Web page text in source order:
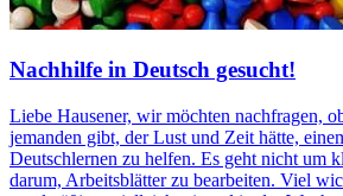
Nachhilfe in Deutsch gesucht!
Liebe Hausener, wir möchten nachfragen,
jemanden gibt, der Lust und Zeit hätte,
Deutschlernen zu helfen. Es geht nicht um
darum, Arbeitsblätter zu bearbeiten. Viel